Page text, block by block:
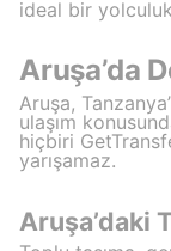
ideal bir
Aruşa’da
Aruşa,
ulaşım
hiçbiri
yarışamaz.
Aruşa’daki